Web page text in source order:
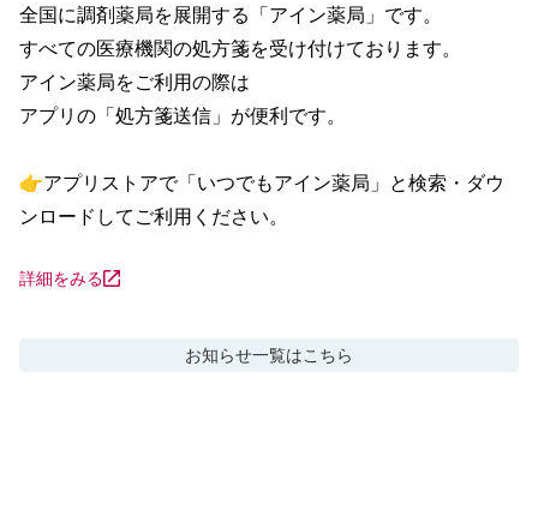
全国に調剤薬局を展開する「アイン薬局」です。
すべての医療機関の処方箋を受け付けております。
アイン薬局をご利用の際は
アプリの「処方箋送信」が便利です。
👉アプリストアで「いつでもアイン薬局」と検索・ダウ
ンロードしてご利用ください。
詳細をみる
お知らせ一覧はこちら